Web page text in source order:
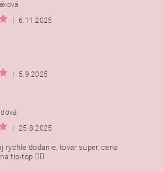
|
6.11.2025
|
5.9.2025
|
25.8.2025
rychle dodanie, tovar super, cena
tip-top 👍🏻